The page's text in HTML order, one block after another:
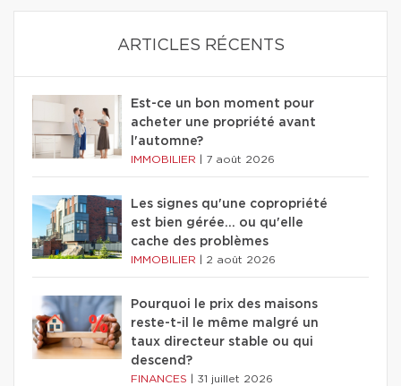
ARTICLES RÉCENTS
Est-ce un bon moment pour
acheter une propriété avant
l'automne?
IMMOBILIER 7 août 2026
Les signes qu'une copropriété
est bien gérée… ou qu'elle
cache des problèmes
IMMOBILIER 2 août 2026
Pourquoi le prix des maisons
reste-t-il le même malgré un
taux directeur stable ou qui
descend?
FINANCES 31 juillet 2026